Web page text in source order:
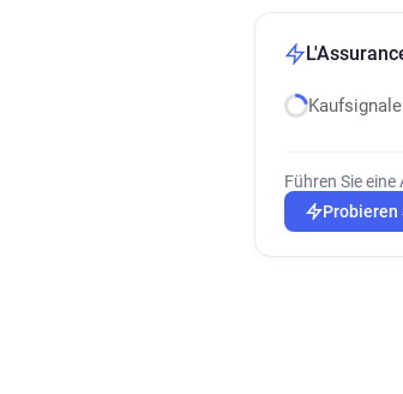
Führen Sie
Probieren